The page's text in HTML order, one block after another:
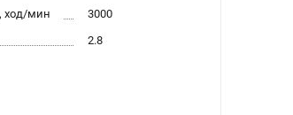
ход/мин
3000
2.8